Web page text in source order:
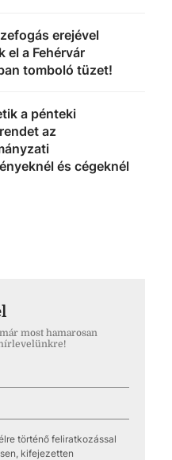
erejével
el a Fehérvár
tomboló tüzet!
a pénteki
az
és cégeknél
most hamarosan
történő feliratkozással
kifejezetten